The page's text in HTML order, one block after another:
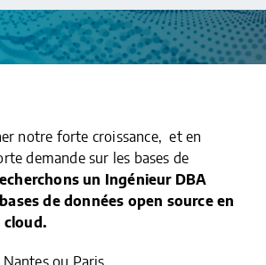
notre forte croissance, et en
demande sur les bases de
un Ingénieur DBA
de données open source en
.​
Nantes ou Paris,